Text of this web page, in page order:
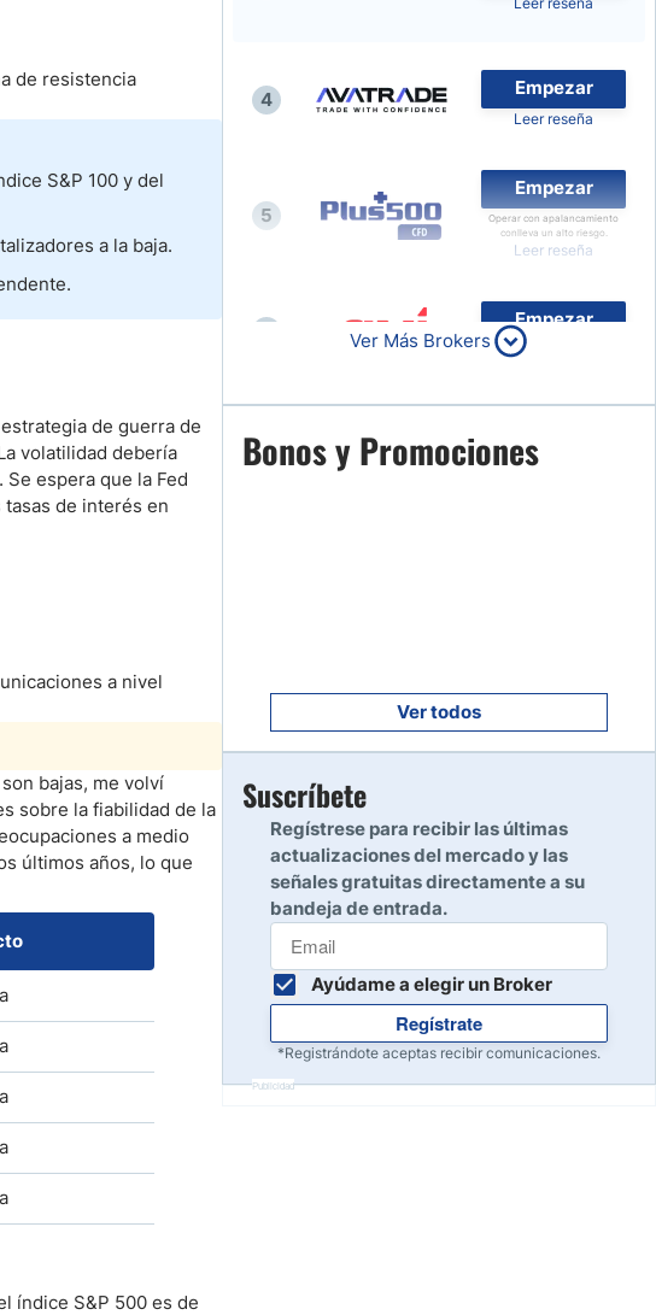
de resistencia
S&P 100 y del
a la baja.
de guerra de
volatilidad debería
espera que la Fed
de interés en
a nivel
bajas, me volví
sobre la fiabilidad de la
a medio
últimos años, lo que
índice S&P 500 es de
4
Empezar
Leer reseña
5
Empezar
Operar con apalancamiento
conlleva un alto riesgo.
Leer reseña
Empezar
Leer reseña
7
Leer reseña
Leer reseña
10
Ver Más Brokers
Bonos y Promociones
Ver todos
Suscríbete
Regístrese para recibir las últimas
actualizaciones del mercado y las
señales gratuitas directamente a su
bandeja de entrada.
Ayúdame a elegir un Broker
Regístrate
*Registrándote aceptas recibir comunicaciones.
Publicidad